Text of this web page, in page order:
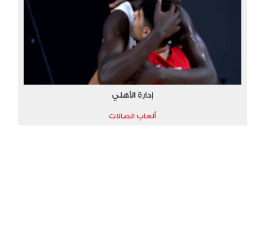
إدارة الأهلي
ألعاب الصالات